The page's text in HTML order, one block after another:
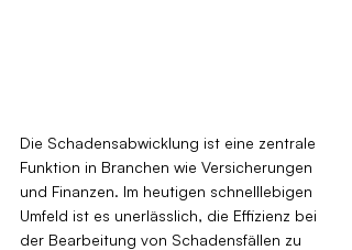
Die Schadensabwicklung ist eine zentrale
Funktion in Branchen wie Versicherungen
und Finanzen. Im heutigen schnelllebigen
Umfeld ist es unerlässlich, die Effizienz bei
der Bearbeitung von Schadensfällen zu